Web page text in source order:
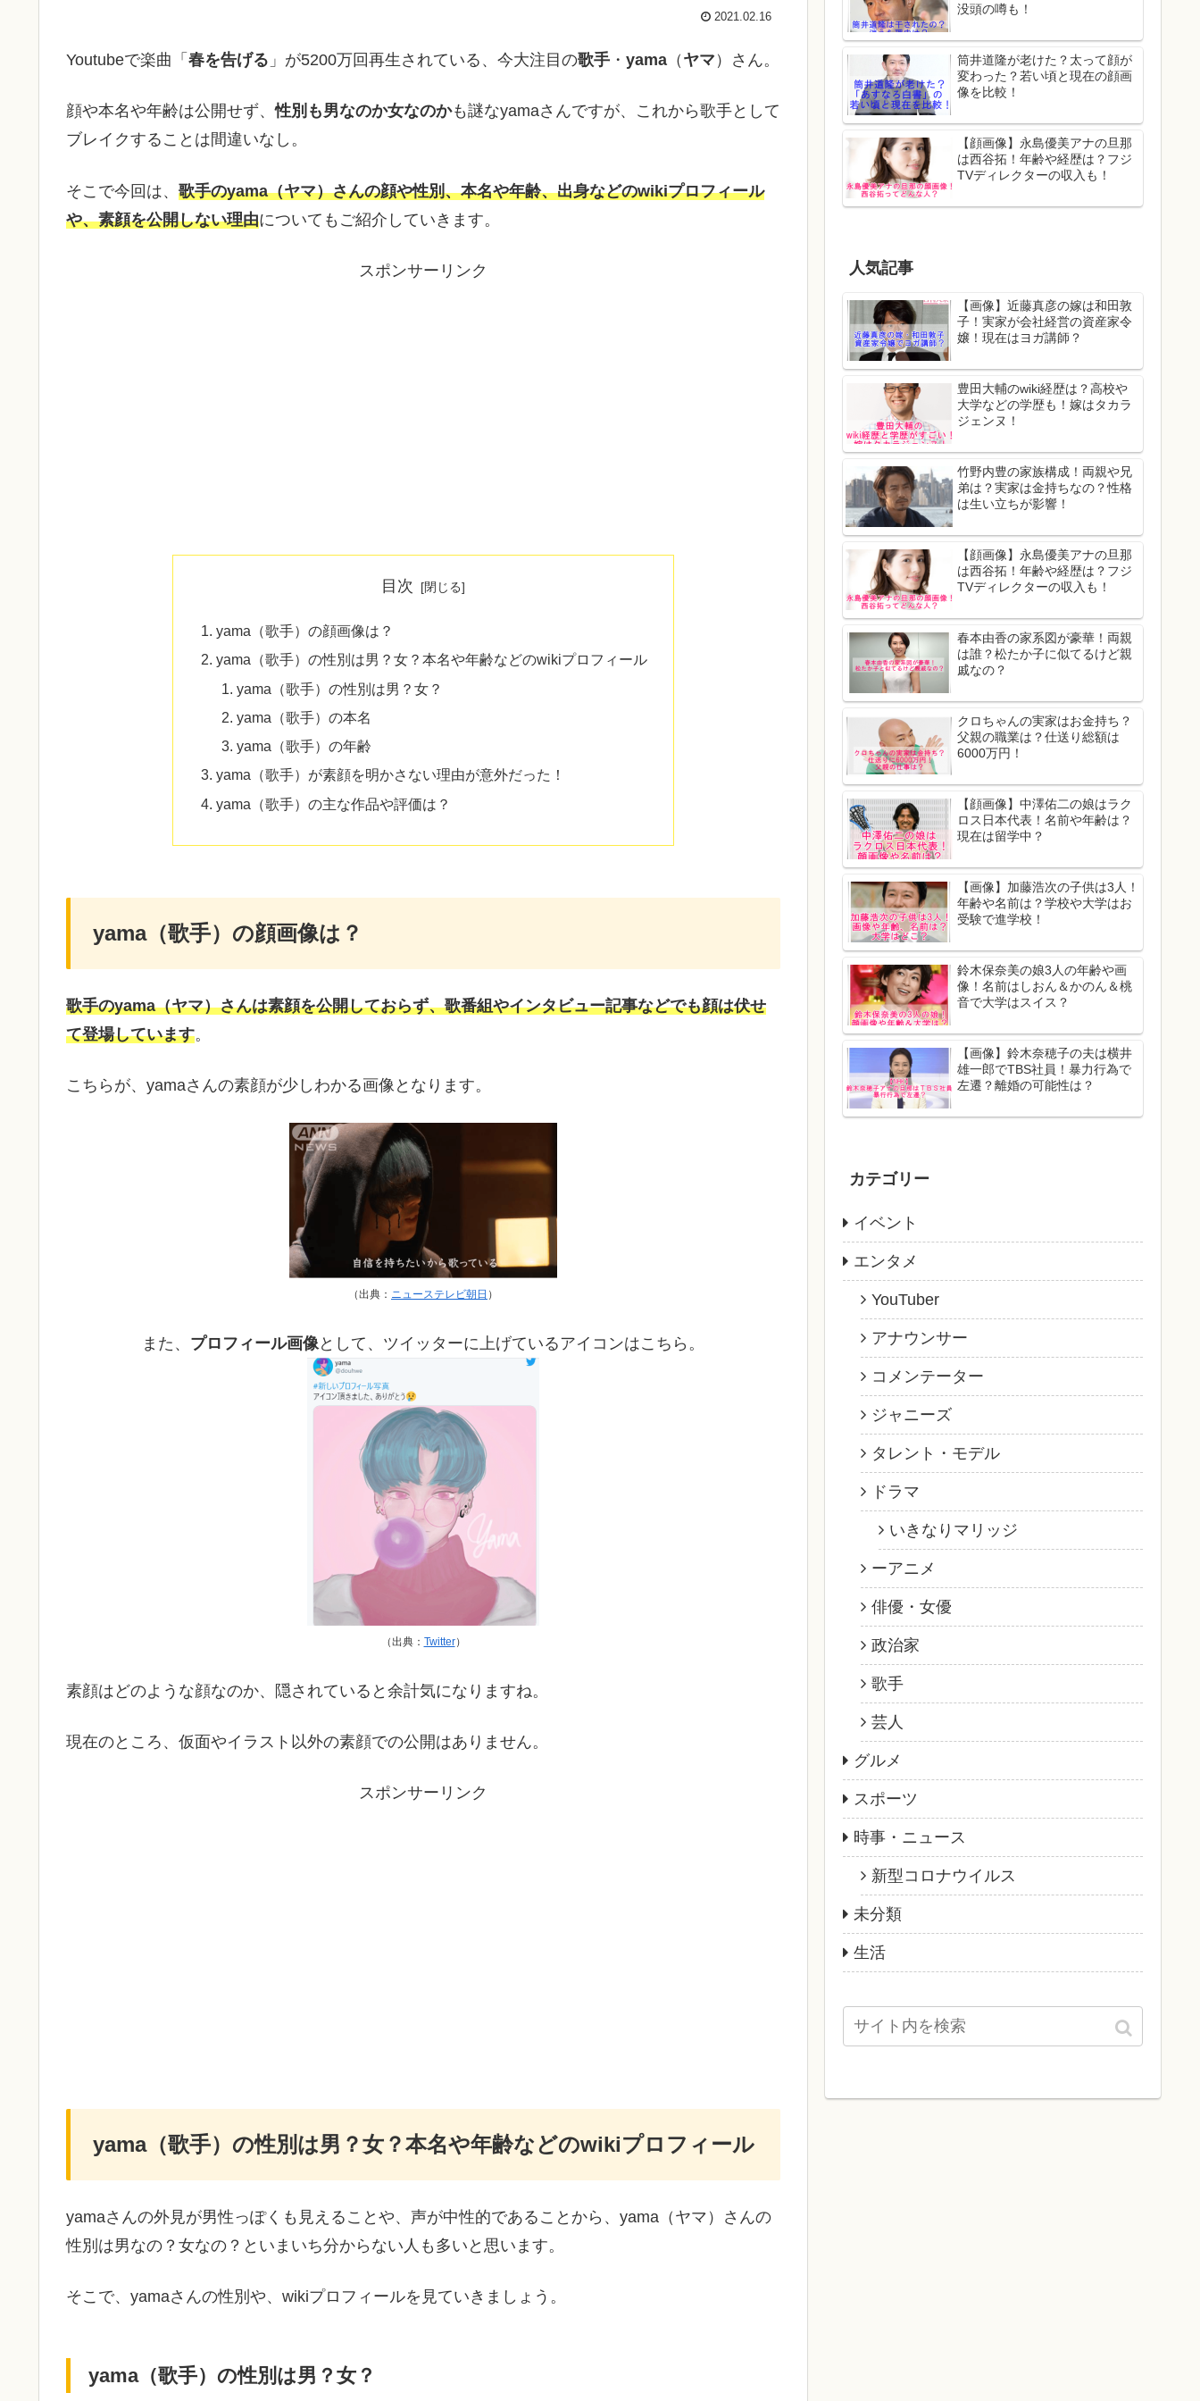
2021.02.16
Youtubeで楽曲「 春を告げる 」が5200万回再生されている、今大注目の歌手 ・ yama （ ヤマ ）さん。
顔や本名や年齢は公開せず、性別も男なのか女なのかも謎なyamaさんですが、これから歌手として
ブレイクすることは間違いなし。
そこで今回は、 歌手のyama（ヤマ）さんの顔や性別、本名や年齢、出身などのwikiプロフィール
や、素顔を公開しない理由についてもご紹介していきます。
スポンサーリンク
目次
yama（歌手）の顔画像は？
yama（歌手）の性別は男？女？本名や年齢などのwikiプロフィール
yama（歌手）の性別は男？女？
yama（歌手）の本名
yama（歌手）の年齢
yama（歌手）が素顔を明かさない理由が意外だった！
yama（歌手）の主な作品や評価は？
yama（歌手）の顔画像は？
歌手のyama（ヤマ）さんは素顔を公開しておらず、歌番組やインタビュー記事などでも顔は伏せ
て登場しています。
こちらが、yamaさんの素顔が少しわかる画像となります。
（出典： ニューステレビ朝日 ）
また、 プロフィール画像として、ツイッターに上げているアイコンはこちら。
（出典： Twitter）
素顔はどのような顔なのか、隠されていると余計気になりますね。
現在のところ、仮面やイラスト以外の素顔での公開はありません。
スポンサーリンク
yama（歌手）の性別は男？女？本名や年齢などのwikiプロフィール
yamaさんの外見が男性っぽくも見えることや、声が中性的であることから、yama（ヤマ）さんの
性別は男なの？女なの？といまいち分からない人も多いと思います。
そこで、yamaさんの性別や、wikiプロフィールを見ていきましょう。
yama（歌手）の性別は男？女？
没頭の噂も！
筒井道隆が老けた？太って顔が
変わった？若い頃と現在の顔画
像を比較！
【顔画像】永島優美アナの旦那
は西谷拓！年齢や経歴は？フジ
TVディレクターの収入も！
人気記事
【画像】近藤真彦の嫁は和田敦
子！実家が会社経営の資産家令
嬢！現在はヨガ講師？
豊田大輔のwiki経歴は？高校や
大学などの学歴も！嫁はタカラ
ジェンヌ！
竹野内豊の家族構成！両親や兄
弟は？実家は金持ちなの？性格
は生い立ちが影響！
【顔画像】永島優美アナの旦那
は西谷拓！年齢や経歴は？フジ
TVディレクターの収入も！
春本由香の家系図が豪華！両親
は誰？松たか子に似てるけど親
戚なの？
クロちゃんの実家はお金持ち？
父親の職業は？仕送り総額は
6000万円！
【顔画像】中澤佑二の娘はラク
ロス日本代表！名前や年齢は？
現在は留学中？
【画像】加藤浩次の子供は3人！
年齢や名前は？学校や大学はお
受験で進学校！
鈴木保奈美の娘3人の年齢や画
像！名前はしおん＆かのん＆桃
音で大学はスイス？
【画像】鈴木奈穂子の夫は横井
雄一郎でTBS社員！暴力行為で
左遷？離婚の可能性は？
カテゴリー
イベント
エンタメ
YouTuber
アナウンサー
コメンテーター
ジャニーズ
タレント・モデル
ドラマ
いきなりマリッジ
ーアニメ
俳優・女優
政治家
歌手
芸人
グルメ
スポーツ
時事・ニュース
新型コロナウイルス
未分類
生活